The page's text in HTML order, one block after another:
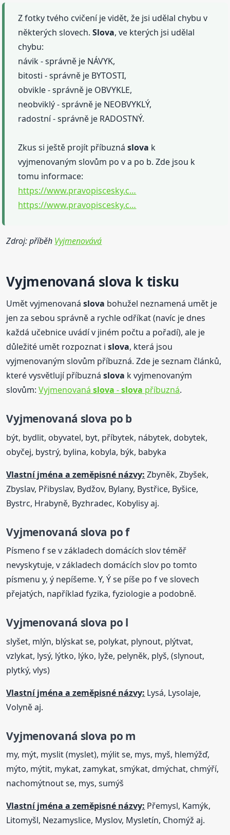
Z fotky tvého cvičení je vidět, že jsi udělal chybu v
některých slovech.Slova, ve kterých jsi udělal
chybu:
návik - správně je NÁVYK,
bitosti - správně je BYTOSTI,
obvikle - správně je OBVYKLE,
neobviklý - správně je NEOBVYKLÝ,
radostní - správně je RADOSTNÝ.
Zkus si ještě projít příbuznáslova k
vyjmenovaným slovům po v a po b. Zde jsou k
tomu informace:
https://www.pravopiscesky.c…
https://www.pravopiscesky.c…
Zdroj: příběh Vyjmenovává
Vyjmenovaná slova k tisku
Umět vyjmenovanáslova bohužel neznamená umět je
jen za sebou správně a rychle odříkat (navíc je dnes
každá učebnice uvádí v jiném počtu a pořadí), ale je
důležité umět rozpoznat islova, která jsou
vyjmenovaným slovům příbuzná. Zde je seznam článků,
které vysvětlují příbuznáslova k vyjmenovaným
slovům:Vyjmenovanáslova -slova příbuzná.
Vyjmenovaná slova po b
být, bydlit, obyvatel, byt, příbytek, nábytek, dobytek,
obyčej, bystrý, bylina, kobyla, býk, babyka
Vlastní jména a zeměpisné názvy: Zbyněk, Zbyšek,
Zbyslav, Přibyslav, Bydžov, Bylany, Bystřice, Byšice,
Bystrc, Hrabyně, Byzhradec, Kobylisy aj.
Vyjmenovaná slova po f
Písmeno f se v základech domácích slov téměř
nevyskytuje, v základech domácích slov po tomto
písmenu y, ý nepíšeme. Y, Ý se píše po f ve slovech
přejatých, například fyzika, fyziologie a podobně.
Vyjmenovaná slova po l
slyšet, mlýn, blýskat se, polykat, plynout, plýtvat,
vzlykat, lysý, lýtko, lýko, lyže, pelyněk, plyš, (slynout,
plytký, vlys)
Vlastní jména a zeměpisné názvy: Lysá, Lysolaje,
Volyně aj.
Vyjmenovaná slova po m
my, mýt, myslit (myslet), mýlit se, mys, myš, hlemýžď,
mýto, mýtit, mykat, zamykat, smýkat, dmýchat, chmýří,
nachomýtnout se, mys, sumýš
Vlastní jména a zeměpisné názvy: Přemysl, Kamýk,
Litomyšl, Nezamyslice, Myslov, Mysletín, Chomýž aj.